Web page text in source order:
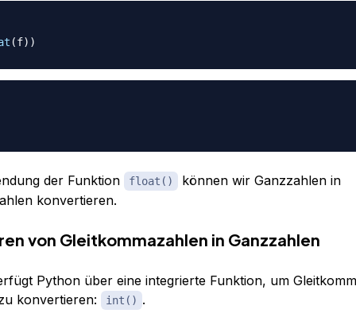
(f) )
der Funktion float()
können wir Ganzzahlen in
konvertieren.
von Gleitkommazahlen in Ganzzahlen
Python über eine integrierte Funktion, um
konvertieren:
int() .